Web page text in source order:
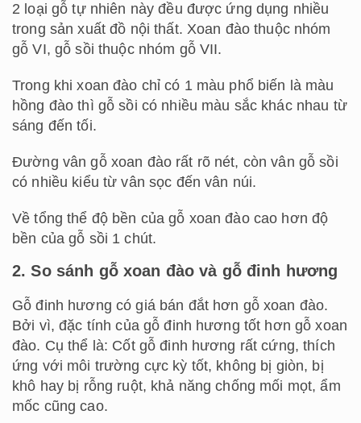
2 loại gỗ tự nhiên này đều được ứng dụng nhiều
trong sản xuất đồ nội thất. Xoan đào thuộc nhóm
gỗ VI, gỗ sồi thuộc nhóm gỗ VII.
Trong khi xoan đào chỉ có 1 màu phổ biến là màu
hồng đào thì gỗ sồi có nhiều màu sắc khác nhau từ
sáng đến tối.
Đường vân gỗ xoan đào rất rõ nét, còn vân gỗ sồi
có nhiều kiểu từ vân sọc đến vân núi.
Về tổng thể độ bền của gỗ xoan đào cao hơn độ
bền của gỗ sồi 1 chút.
2. So sánh gỗ xoan đào và gỗ đinh hương
Gỗ đinh hương có giá bán đắt hơn gỗ xoan đào.
Bởi vì, đặc tính của gỗ đinh hương tốt hơn gỗ xoan
đào. Cụ thể là: Cốt gỗ đinh hương rất cứng, thích
ứng với môi trường cực kỳ tốt, không bị giòn, bị
khô hay bị rỗng ruột, khả năng chống mối mọt, ẩm
mốc cũng cao.